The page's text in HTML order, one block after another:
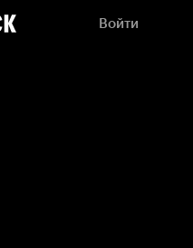
Войти